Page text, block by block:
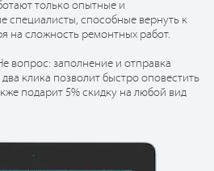
только опытные и
специалисты, способные вернуть к
на сложность ремонтных работ.
вопрос: заполнение и отправка
клика позволит быстро оповестить
подарит 5% скидку на любой вид